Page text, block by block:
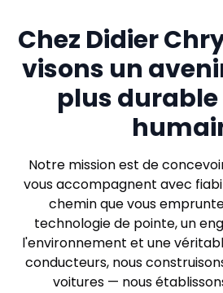
Chez Didier
visons un
plus
Notre mission est de
vous accompagnent avec
chemin que vous
technologie de pointe, un
l'environnement et une
conducteurs, nous
voitures — nous